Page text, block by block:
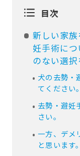
目次
新しい家
妊手術に
のない選択
犬の去勢・
てください。
去勢・避妊
さい。
一方、デメ
と思います。